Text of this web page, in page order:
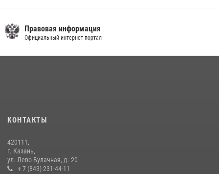
Соколовской
23 июля 2026, 10:22 2
15 июля отмечается День образования подразделений связи
Росгвардии
15 июля 2026, 08:41
Правовая информация
Официальный интернет-портал
КОНТАКТЫ
420111,
г. Казань,
ул. Лево-Булачная, д. 20
+ 7 (843) 231-44-11